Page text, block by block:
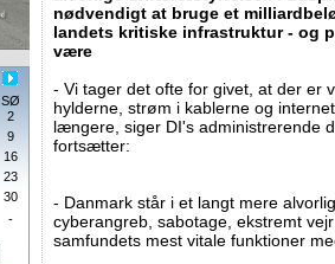
SØ
2
9
16
23
30
-
nødvendigt at bruge et
landets kritiske infrastruktur - og
være
- Vi tager det ofte for givet, at der er
hylderne, strøm i kablerne og
længere, siger DI's administrerende
fortsætter:
- Danmark står i et langt mere
cyberangreb, sabotage, ekstremt
samfundets mest vitale funktioner